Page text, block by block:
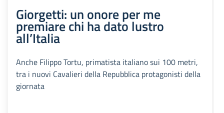
Giorgetti: un onore per me
premiare chi ha dato lustro
all’Italia
Anche Filippo Tortu, primatista italiano sui 100 metri,
tra i nuovi Cavalieri della Repubblica protagonisti della
giornata